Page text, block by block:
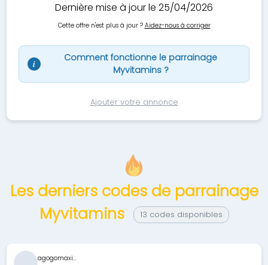
Dernière mise à jour le 25/04/2026
Cette offre n'est plus à jour ? Aidez-nous à corriger
i
Comment fonctionne le parrainage
Myvitamins ?
Ajouter votre annonce
Les derniers codes de parrainage
Myvitamins
13 codes disponibles
agogomaxi...